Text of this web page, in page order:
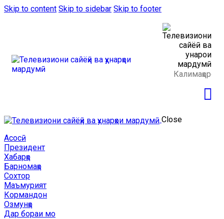
Skip to content Skip to sidebar Skip to footer
Close
Асосӣ
Президент
Хабарҳо
Барномаҳо
Сохтор
Маъмурият
Кормандон
Озмунҳо
Дар бораи мо